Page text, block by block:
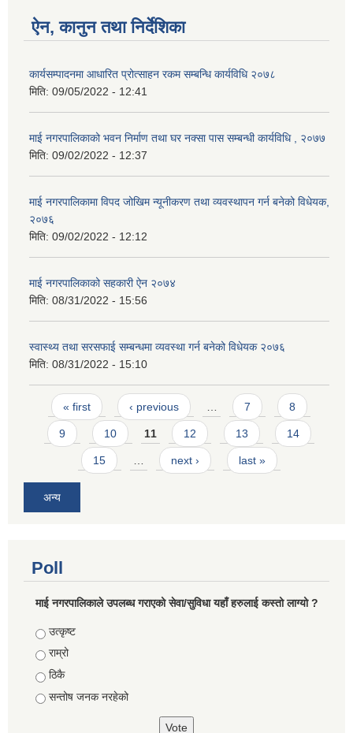
ऐन, कानुन तथा निर्देशिका
कार्यसम्पादनमा आधारित प्रोत्साहन रकम सम्बन्धि कार्यविधि २०७८
मिति: 09/05/2022 - 12:41
माई नगरपालिकाको भवन निर्माण तथा घर नक्सा पास सम्बन्धी कार्यविधि , २०७७
मिति: 09/02/2022 - 12:37
माई नगरपालिकामा विपद जोखिम न्यूनीकरण तथा व्यवस्थापन गर्न बनेको विधेयक,
२०७६
मिति: 09/02/2022 - 12:12
माई नगरपालिकाको सहकारी ऐन २०७४
मिति: 08/31/2022 - 15:56
स्वास्थ्य तथा सरसफाई सम्बन्धमा व्यवस्था गर्न बनेको विधेयक २०७६
मिति: 08/31/2022 - 15:10
Pages
« first ‹ previous … 7 8
9 10 11 12 13 14
15 … next › last »
अन्य
Poll
माई नगरपालिकाले उपलब्ध गराएको सेवा/सुविधा यहाँ हरुलाई कस्तो लाग्यो ?
Choices
उत्कृष्ट
राम्रो
ठिकै
सन्तोष जनक नरहेको